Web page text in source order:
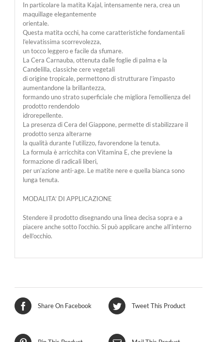
In particolare la matita Kajal, intensamente nera, crea un
maquillage elegantemente
orientale.
Questa matita occhi, ha come caratteristiche fondamentali
l’elevatissima scorrevolezza,
un tocco leggero e facile da sfumare.
La Cera Carnauba, ottenuta dalle foglie di palma e la
Candelilla, classiche cere vegetali
di origine tropicale, permettono di strutturare l’impasto
aumentandone la brillantezza,
formando uno strato superficiale che migliora l’emollienza del
prodotto rendendolo
idrorepellente.
La presenza di Cera del Giappone, permette di stabilizzare il
prodotto senza alterarne
la qualità durante l’utilizzo, favorendone la tenuta.
La formula è arricchita con Vitamina E, che previene la
formazione di radicali liberi,
per un’azione anti-age. Le matite nere e quella bianca sono
lunga tenuta.
MODALITA’ DI APPLICAZIONE
Stendere il prodotto disegnando una linea decisa sopra e a
piacere anche sotto l’occhio. Si può applicare anche all’interno
dell’occhio.
Share On Facebook Tweet This Product